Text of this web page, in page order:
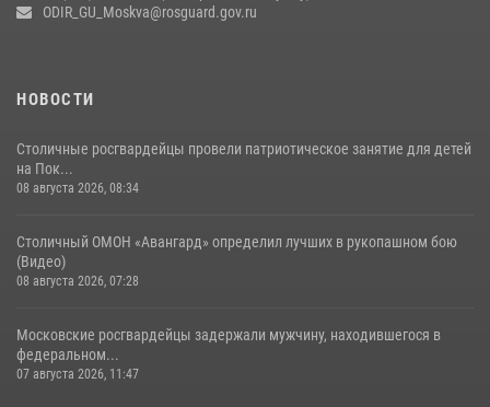
Росгвардецы проверили места массового пребывания молодежи в
ODIR_GU_Moskva@rosguard.gov.ru
НОВОСТИ
Столичные росгвардейцы провели патриотическое занятие для детей
на Пок...
08 августа 2026, 08:34
Столичный ОМОН «Авангард» определил лучших в рукопашном бою
(Видео)
08 августа 2026, 07:28
Московские росгвардейцы задержали мужчину, находившегося в
федеральном...
07 августа 2026, 11:47